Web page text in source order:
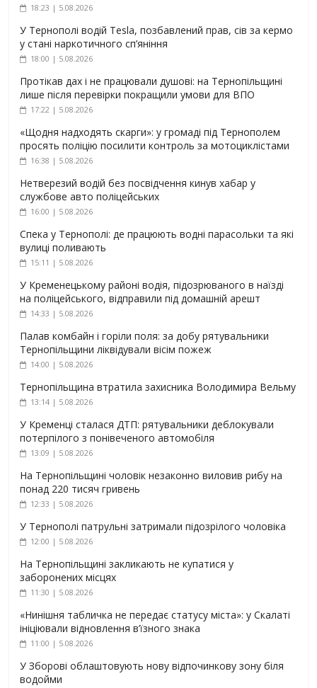
18:23 | 5.08.2026
У Тернополі водій Tesla, позбавлений прав, сів за кермо
у стані наркотичного сп’яніння
18:00 | 5.08.2026
Протікав дах і не працювали душові: на Тернопільщині
лише після перевірки покращили умови для ВПО
17:22 | 5.08.2026
«Щодня надходять скарги»: у громаді під Тернополем
просять поліцію посилити контроль за мотоциклістами
16:38 | 5.08.2026
Нетверезий водій без посвідчення кинув хабар у
службове авто поліцейських
16:00 | 5.08.2026
Спека у Тернополі: де працюють водні парасольки та які
вулиці поливають
15:11 | 5.08.2026
У Кременецькому районі водія, підозрюваного в наїзді
на поліцейського, відправили під домашній арешт
14:33 | 5.08.2026
Палав комбайн і горіли поля: за добу рятувальники
Тернопільщини ліквідували вісім пожеж
14:00 | 5.08.2026
Тернопільщина втратила захисника Володимира Вельму
13:14 | 5.08.2026
У Кременці сталася ДТП: рятувальники деблокували
потерпілого з понівеченого автомобіля
13:09 | 5.08.2026
На Тернопільщині чоловік незаконно виловив рибу на
понад 220 тисяч гривень
12:33 | 5.08.2026
У Тернополі патрульні затримали підозрілого чоловіка
12:00 | 5.08.2026
На Тернопільщині закликають не купатися у
заборонених місцях
11:30 | 5.08.2026
«Нинішня табличка не передає статусу міста»: у Скалаті
ініціювали відновлення в’їзного знака
11:00 | 5.08.2026
У Зборові облаштовують нову відпочинкову зону біля
водойми